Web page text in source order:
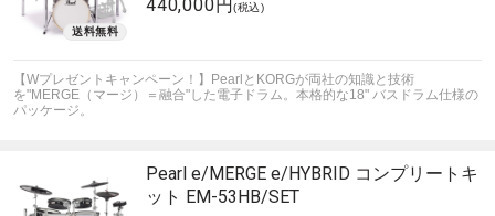
440,000円(税込)
【Wプレゼントキャンペーン！】PearlとKORGが両社の知識と技術
を"MERGE（マージ）＝融合"した電子ドラム。本格的な18" バスドラム仕様の
パッケージ。
Pearl e/MERGE e/HYBRID コンプリートキ
ット EM-53HB/SET